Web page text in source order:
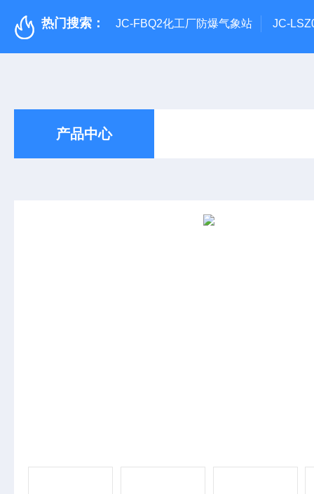
热门搜索： JC-FBQ2化工厂防爆气象站 JC-
产品中心